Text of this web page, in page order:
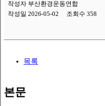
작성자 부산환경운동연합
작성일 2026-05-02
조회수 358
목록
본문